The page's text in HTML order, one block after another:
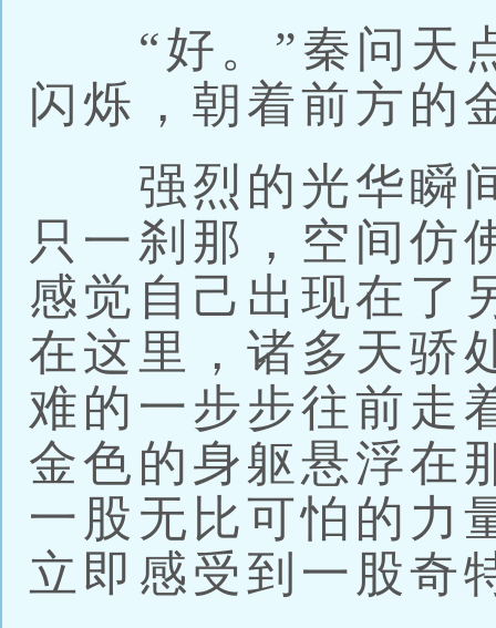
“好。”秦问天
闪烁，朝着前方的
强烈的光华瞬间
只一刹那，空间仿
感觉自己出现在了
在这里，诸多天骄
难的一步步往前走
金色的身躯悬浮在
一股无比可怕的力
立即感受到一股奇